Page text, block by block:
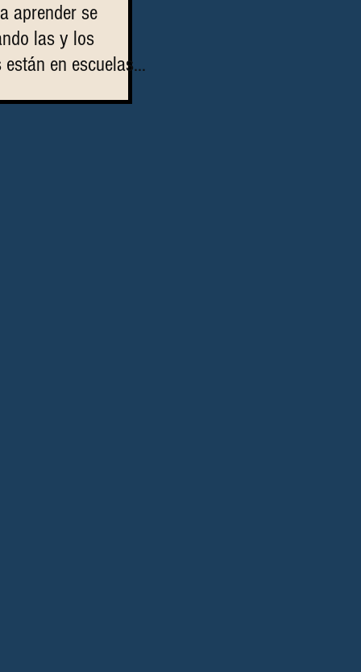
aprender se
las y los
en escuelas